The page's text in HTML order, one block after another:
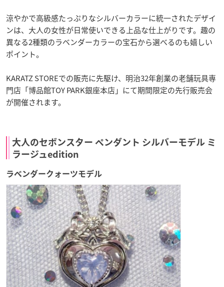
涼やかで高級感たっぷりなシルバーカラーに統一されたデザイ
ンは、大人の女性が日常使いできる上品な仕上がりです。趣の
異なる2種類のラベンダーカラーの宝石から選べるのも嬉しい
ポイント。
KARATZ STOREでの販売に先駆け、明治32年創業の老舗玩具専
門店「博品館TOY PARK銀座本店」にて期間限定の先行販売会
が開催されます。
大人のセボンスター ペンダント シルバーモデル ミ
ラージュedition
ラベンダークォーツモデル